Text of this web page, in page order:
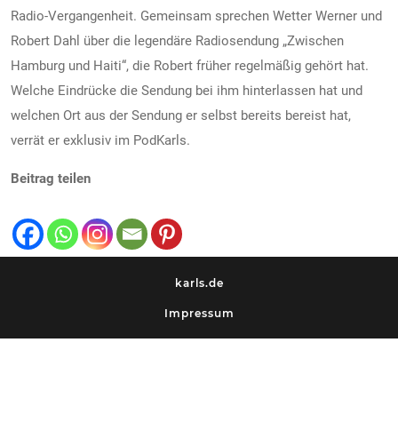
Radio-Vergangenheit. Gemeinsam sprechen Wetter Werner und
Robert Dahl über die legendäre Radiosendung „Zwischen
Hamburg und Haiti“, die Robert früher regelmäßig gehört hat.
Welche Eindrücke die Sendung bei ihm hinterlassen hat und
welchen Ort aus der Sendung er selbst bereits bereist hat,
verrät er exklusiv im PodKarls.
Beitrag teilen
karls.de
Impressum